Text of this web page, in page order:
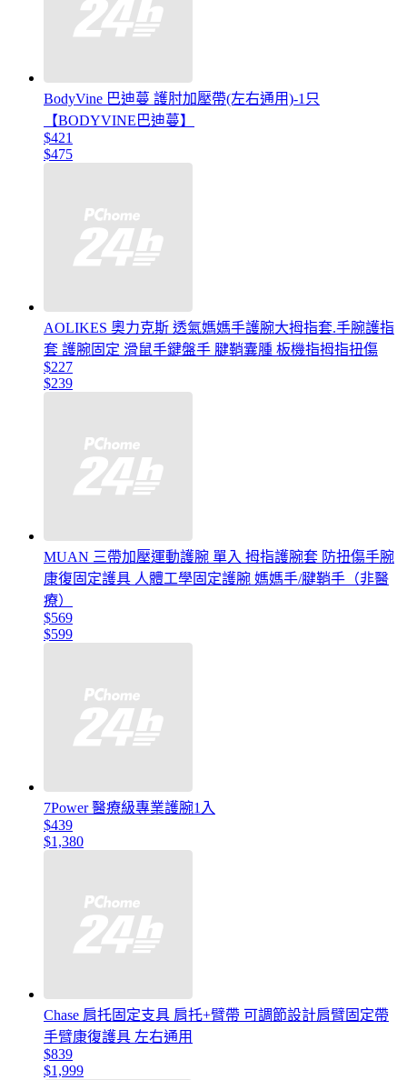
BodyVine 巴迪蔓 護肘加壓帶(左右通用)-1只
【BODYVINE巴迪蔓】
$421
$475
AOLIKES 奧力克斯 透氣媽媽手護腕大拇指套.手腕護指
套 護腕固定 滑鼠手鍵盤手 腱鞘囊腫 板機指拇指扭傷
$227
$239
MUAN 三帶加壓運動護腕 單入 拇指護腕套 防扭傷手腕
康復固定護具 人體工學固定護腕 媽媽手/腱鞘手（非醫
療）
$569
$599
7Power 醫療級專業護腕1入
$439
$1,380
Chase 肩托固定支具 肩托+臂帶 可調節設計肩臂固定帶
手臂康復護具 左右通用
$839
$1,999